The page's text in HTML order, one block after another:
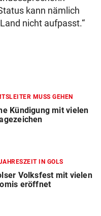
kann nämlich
nicht aufpasst.“
MUSS GEHEN
Kündigung mit vielen
IN GOLS
Volksfest mit vielen
eröffnet